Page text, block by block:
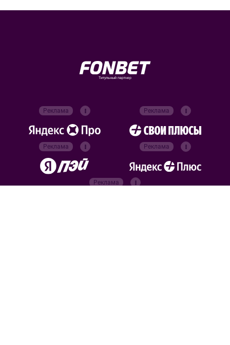
Титульный партнер
Реклама Реклама
Реклама Реклама
Реклама